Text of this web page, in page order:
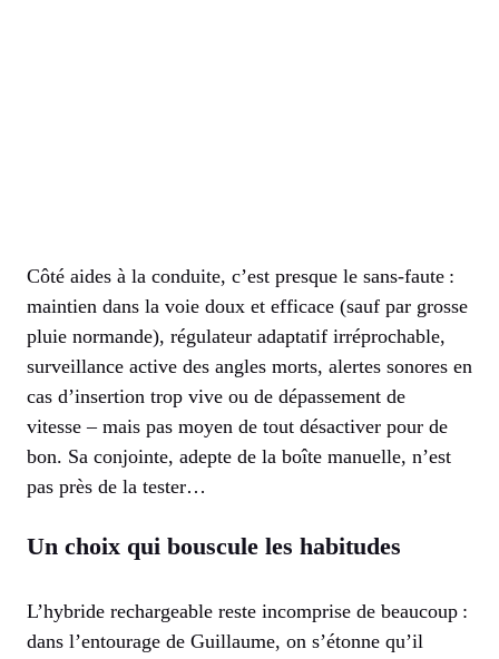
Côté aides à la conduite, c’est presque le sans-faute :
maintien dans la voie doux et efficace (sauf par grosse
pluie normande), régulateur adaptatif irréprochable,
surveillance active des angles morts, alertes sonores en
cas d’insertion trop vive ou de dépassement de
vitesse – mais pas moyen de tout désactiver pour de
bon. Sa conjointe, adepte de la boîte manuelle, n’est
pas près de la tester…
Un choix qui bouscule les habitudes
L’hybride rechargeable reste incomprise de beaucoup :
dans l’entourage de Guillaume, on s’étonne qu’il